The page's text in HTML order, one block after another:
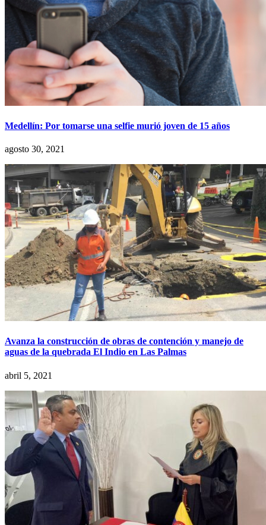
Medellín: Por tomarse una selfie murió joven de 15 años
agosto 30, 2021
Avanza la construcción de obras de contención y manejo de
aguas de la quebrada El Indio en Las Palmas
abril 5, 2021